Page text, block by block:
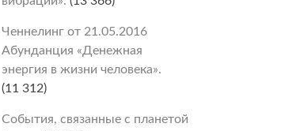
Ченнелинг от 21.05.2016
Абунданция «Денежная
энергия в жизни человека».
(11 312)
События, связанные с планетой